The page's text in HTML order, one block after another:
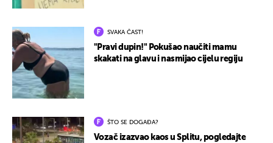
SVAKA ČAST!
"Pravi dupin!" Pokušao naučiti mamu
skakati na glavu i nasmijao cijelu regiju
ŠTO SE DOGAĐA?
Vozač izazvao kaos u Splitu, pogledajte